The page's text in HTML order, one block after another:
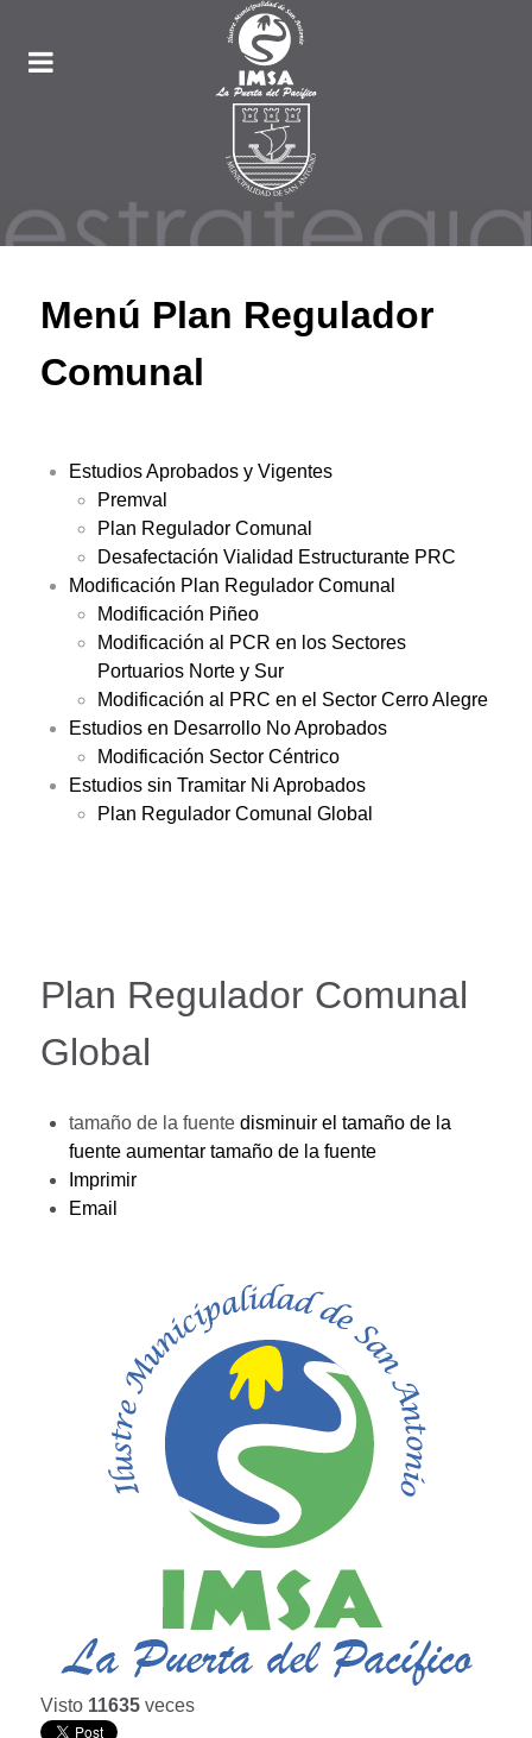
Menú Plan Regulador
Comunal
Estudios Aprobados y Vigentes
Premval
Plan Regulador Comunal
Desafectación Vialidad Estructurante PRC
Modificación Plan Regulador Comunal
Modificación Piñeo
Modificación al PCR en los Sectores
Portuarios Norte y Sur
Modificación al PRC en el Sector Cerro Alegre
Estudios en Desarrollo No Aprobados
Modificación Sector Céntrico
Estudios sin Tramitar Ni Aprobados
Plan Regulador Comunal Global
Plan Regulador Comunal
Global
tamaño de la fuente disminuir el tamaño de la
fuente aumentar tamaño de la fuente
Imprimir
Email
Visto 11635 veces